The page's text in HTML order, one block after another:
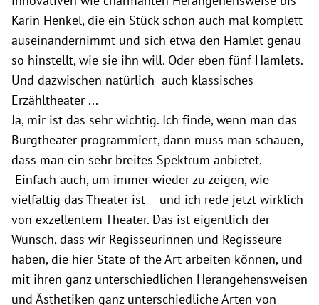
Karin Henkel, die ein Stück schon auch mal komplett
auseinandernimmt und sich etwa den Hamlet genau
so hinstellt, wie sie ihn will. Oder eben fünf Hamlets.
Und dazwischen natürlich auch klassisches
Erzähltheater ...
Ja, mir ist das sehr wichtig. Ich finde, wenn man das
Burgtheater programmiert, dann muss man schauen,
dass man ein sehr breites Spektrum anbietet.
Einfach auch, um immer wieder zu zeigen, wie
vielfältig das Theater ist – und ich rede jetzt wirklich
von exzellentem Theater. Das ist eigentlich der
Wunsch, dass wir Regisseurinnen und Regisseure
haben, die hier State of the Art arbeiten können, und
mit ihren ganz unterschiedlichen Herangehensweisen
und Ästhetiken ganz unterschiedliche Arten von